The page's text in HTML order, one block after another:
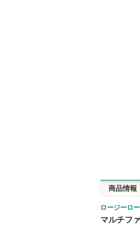
商品情報
ロージーロ
マルチフ